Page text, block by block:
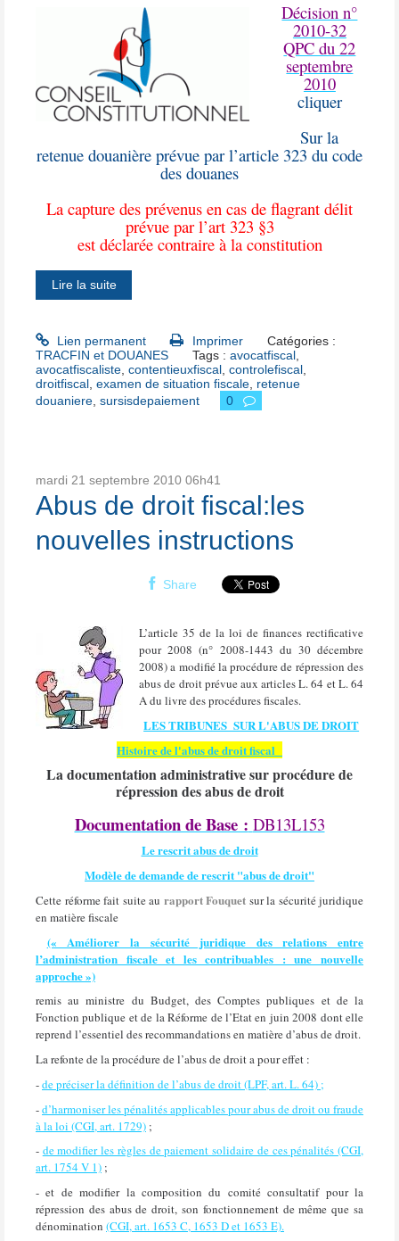
Décision n°
2010-32
QPC du 22
septembre
2010
cliquer
Sur la
retenue douanière prévue par l’article 323 du code
des douanes
La capture des prévenus en cas de flagrant délit
prévue par l’art 323 §3
est déclarée contraire à la constitution
Lire la suite
Lien permanent Imprimer
Catégories :
TRACFIN et DOUANES
Tags :avocatfiscal,
avocatfiscaliste, contentieuxfiscal, controlefiscal,
droitfiscal, examen de situation fiscale, retenue
douaniere, sursisdepaiement 0
mardi 21 septembre 2010 06h41
Abus de droit fiscal:les
nouvelles instructions
Share
L’article 35 de la loi de finances rectificative
pour 2008 (n° 2008-1443 du 30 décembre
2008) a modifié la procédure de répression des
abus de droit prévue aux articles L. 64 et L. 64
A du livre des procédures fiscales.
LES TRIBUNES SUR L'ABUS DE DROIT
Histoire de l'abus de droit fiscal
La documentation administrative sur procédure de
répression des abus de droit
Documentation de Base : DB13L153
Le rescrit abus de droit
Modèle de demande de rescrit "abus de droit"
Cette réforme fait suite au rapport Fouquet sur la sécurité juridique
en matière fiscale
(« Améliorer la sécurité juridique des relations entre
l’administration fiscale et les contribuables : une nouvelle
approche »)
remis au ministre du Budget, des Comptes publiques et de la
Fonction publique et de la Réforme de l’Etat en juin 2008 dont elle
reprend l’essentiel des recommandations en matière d’abus de droit.
La refonte de la procédure de l’abus de droit a pour effet :
-de préciser la définition de l’abus de droit (LPF, art. L. 64) ;
-d’harmoniser les pénalités applicables pour abus de droit ou fraude
à la loi (CGI, art. 1729) ;
- de modifier les règles de paiement solidaire de ces pénalités (CGI,
art. 1754 V 1) ;
- et de modifier la composition du comité consultatif pour la
répression des abus de droit, son fonctionnement de même que sa
dénomination (CGI, art. 1653 C, 1653 D et 1653 E).